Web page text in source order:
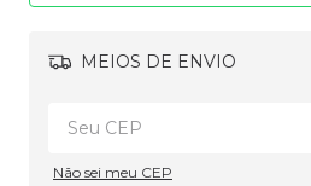
MEIOS DE ENVIO
Não sei meu CEP